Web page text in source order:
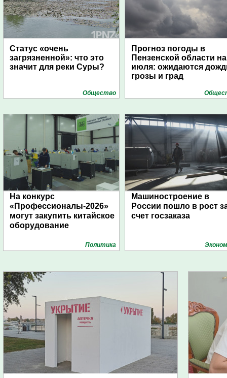
Статус «очень
загрязненной»: что это
значит для реки Суры?
Общество
Прогноз погоды в
Пензенской области
июля: ожидаются
грозы и град
На конкурс
«Профессионалы-2026»
могут закупить китайское
оборудование
Политика
Машиностроение в
России пошло в рост
счет госзаказа